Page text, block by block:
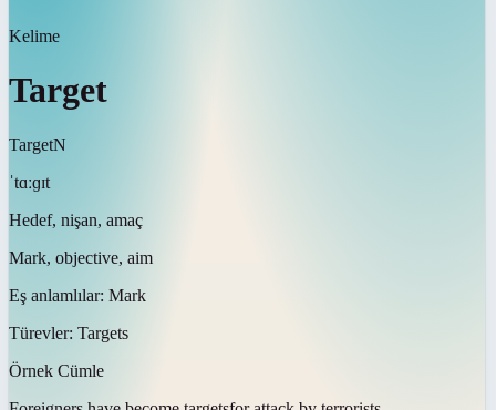
Kelime
Target
TargetN
ˈtɑːɡɪt
Hedef, nişan, amaç
Mark, objective, aim
Eş anlamlılar: Mark
Türevler: Targets
Örnek Cümle